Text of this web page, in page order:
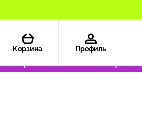
Корзина Профиль
оригинальные товары